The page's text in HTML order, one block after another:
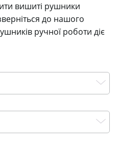
вишиті рушники
до нашого
ручної роботи діє